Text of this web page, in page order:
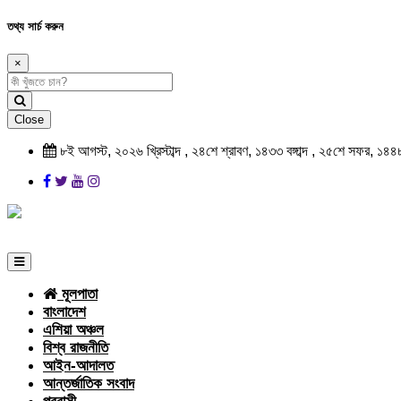
তথ্য সার্চ করুন
×
Close
৮ই আগস্ট, ২০২৬ খ্রিস্টাব্দ , ২৪শে শ্রাবণ, ১৪৩৩ বঙ্গাব্দ , ২৫শে সফর,
মূলপাতা
বাংলাদেশ
এশিয়া অঞ্চল
বিশ্ব রাজনীতি
আইন-আদালত
আন্তর্জাতিক সংবাদ